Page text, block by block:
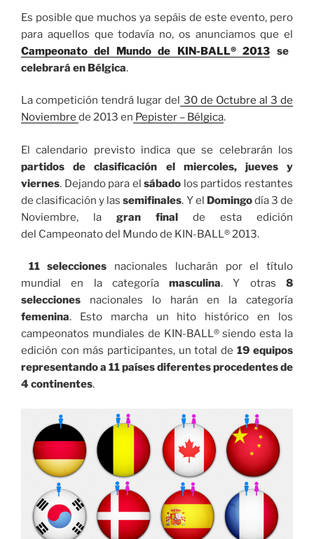
Es posible que muchos ya sepáis de este evento, pero
para aquellos que todavía no, os anunciamos que el
Campeonato del Mundo de KIN-BALL® 2013 se
celebrará en Bélgica.
La competición tendrá lugar del 30 de Octubre al 3 de
Noviembre de 2013 en Pepister – Bélgica.
El calendario previsto indica que se celebrarán los
partidos de clasificación el miercoles, jueves y
viernes. Dejando para elsábado los partidos restantes
de clasificación y lassemifinales. Y el Domingodía 3 de
Noviembre, la gran final de esta edición
del Campeonato del Mundo de KIN-BALL® 2013.
11 selecciones nacionales lucharán por el título
mundial en la categoríamasculina. Y otras 8
selecciones nacionales lo harán en la categoría
femenina. Esto marcha un hito histórico en los
campeonatos mundiales de KIN-BALL® siendo esta la
edición con más participantes, un total de 19 equipos
representando a 11 países diferentes procedentes de
4 continentes.